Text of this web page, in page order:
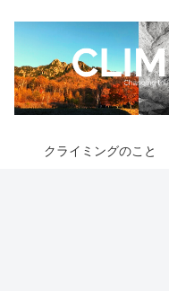
クライミングのこと